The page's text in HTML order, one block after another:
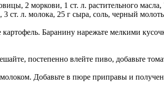
2 моркови, 1 ст. л. растительного
ст. л. молока, 25 г сыра, соль, черный
Баранину нарежьте мелкими
постепенно влейте пиво, добавьте
Добавьте в пюре приправы и